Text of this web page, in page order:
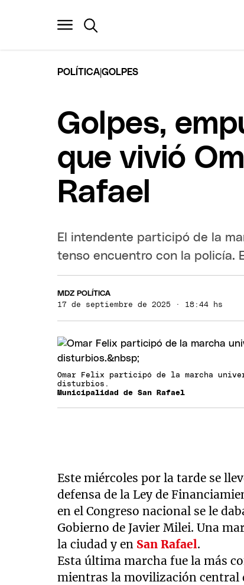
POLÍTICA|GOLPES
Golpes,
que vivió
Rafael
El intendente participó de la
tenso encuentro con la policía.
MDZ POLÍTICA
17 de septiembre de 2025 · 18:44 hs
Omar Felix participó de la marcha
disturbios.
Municipalidad de San Rafael
Este miércoles por la tarde se
defensa de la Ley de
en el Congreso nacional se le
Gobierno de Javier Milei. Una
la ciudad y en San Rafael.
Esta última marcha fue la más
mientras la movilización central